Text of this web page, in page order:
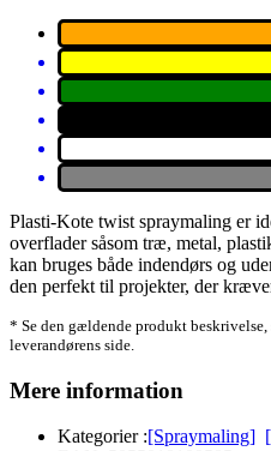
Plasti-Kote twist spraymaling er
overflader såsom træ, metal,
kan bruges både indendørs og
den perfekt til projekter, der
* Se den gældende produkt
leverandørens side.
Mere information
Kategorier :[Spraymaling]